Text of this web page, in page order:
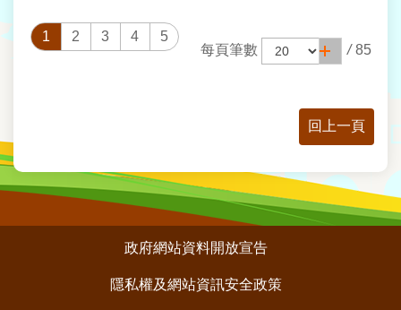
1 2 3 4
5
每頁筆數
/ 85
回上一頁
政府網站資料開放宣告
隱私權及網站資訊安全政策